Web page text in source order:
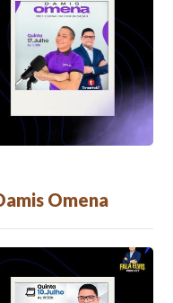
Omena